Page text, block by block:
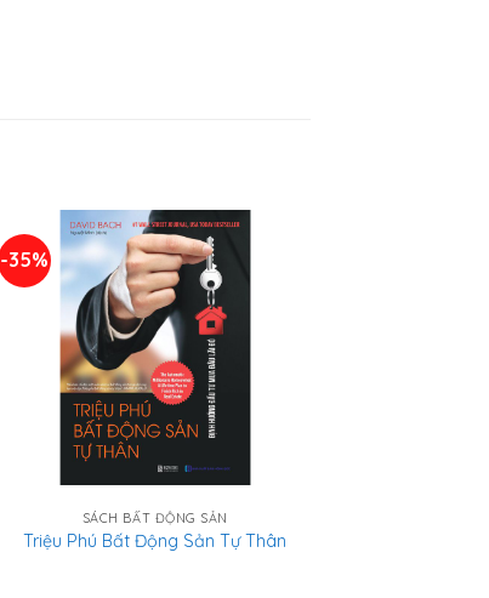
-35%
SÁCH BẤT ĐỘNG SẢN
Triệu Phú Bất Động Sản Tự Thân